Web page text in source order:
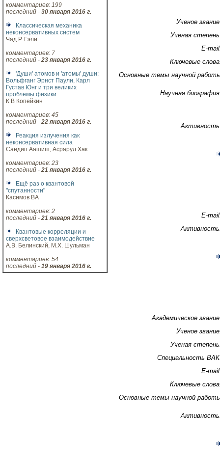
комментариев: 199
последний - 30 января 2016 г.
Классическая механика
неконсервативных систем
Чад Р. Гэли
комментариев: 7
последний - 23 января 2016 г.
'Души' атомов и 'атомы' души:
Вольфганг Эрнст Паули, Карл
Густав Юнг и три великих
проблемы физики.
К В Копейкин
комментариев: 45
последний - 22 января 2016 г.
Реакция излучения как
неконсервативная сила
Сандип Аашиш, Асрарул Хак
комментариев: 23
последний - 21 января 2016 г.
Ещё раз о квантовой
"спутанности"
Касимов ВА
комментариев: 2
последний - 21 января 2016 г.
Квантовые корреляции и
сверхсветовое взаимодействие
А.В. Белинский, М.Х. Шульман
комментариев: 54
последний - 19 января 2016 г.
Ученое
Ученая
E-
Ключевые
Основные темы научной
Научная
E-
Академическое
Ученое
Ученая
Специальность
E-
Ключевые
Основные темы научной